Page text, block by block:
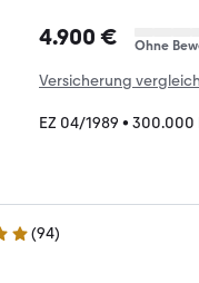
4.900 € Ohne
Versicherung
EZ 04/1989 • 300.000
(94)